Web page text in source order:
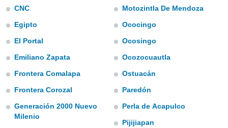
per
clic sul
al sito
CNC
Egipto
El Portal
Emiliano Zapata
Frontera Comalapa
Frontera Corozal
Generación 2000 Nuevo
Milenio
Motozintla De Mendoza
Ococingo
Ocosingo
Ocozocuautla
Ostuacán
Paredón
Perla de Acapulco
Pijijiapan